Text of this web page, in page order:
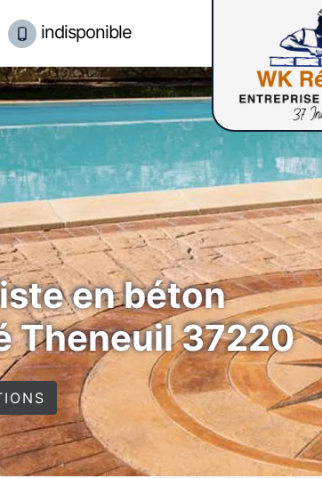
indisponible
en béton
Theneuil 37220